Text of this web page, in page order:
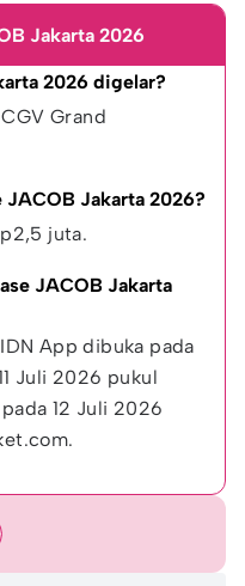
Jakarta 2026
2026 digelar?
Grand
JACOB Jakarta 2026?
juta.
JACOB Jakarta
App dibuka pada
Juli 2026 pukul
12 Juli 2026